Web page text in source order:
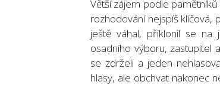
Větší zájem podle
rozhodování nejspíš klíčová,
ještě váhal, přiklonil se na
osadního výboru, zastupitel
se zdrželi a jeden
hlasy, ale obchvat nakonec